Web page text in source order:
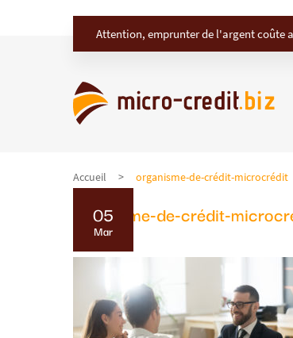
Attention, emprunter de l'argent coûte
Accueil organisme-de-crédit-microcrédit
organisme-de-crédit-
05
Mar